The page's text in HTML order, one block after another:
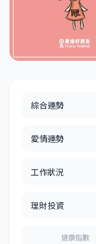
綜合運勢
愛情運勢
工作狀況
理財投資
健康指數